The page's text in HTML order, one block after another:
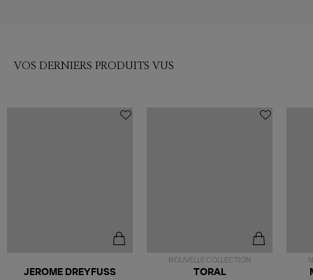
VOS DERNIERS PRODUITS VUS
JEROME DREYFUSS
NOUVELLE COLLECTION
TORAL